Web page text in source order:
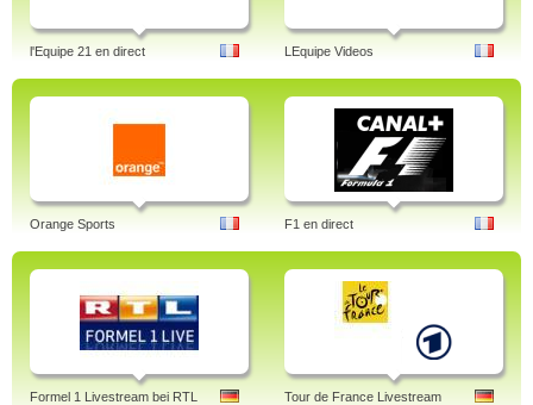
l'Equipe 21 en direct LEquipe Videos
Orange Sports F1 en direct
Formel 1 Livestream bei RTL
Tour de France Livestream